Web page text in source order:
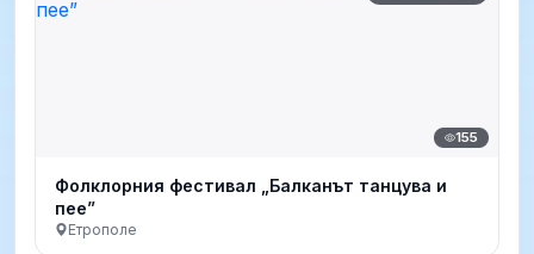
155
Фолклорния фестивал „Балканът танцува и
пее”
Етрополе